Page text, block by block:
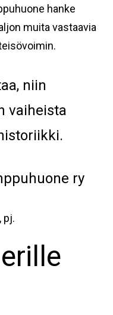
hanke
muita vastaavia
niin
vaiheista
ry
pj.